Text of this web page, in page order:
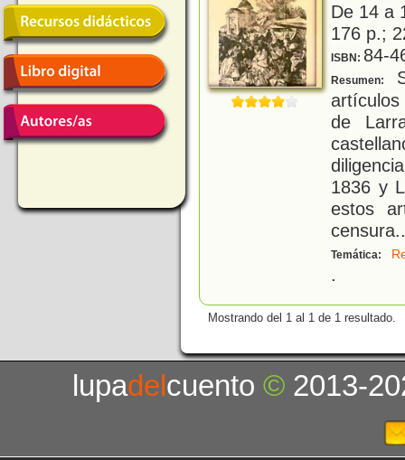
De 14 a
176 p.;
ISBN: 84-
Resumen:
de
1836 y
estos
censura
Temática:
.
Mostrando del 1 al 1 de 1 resultado.
lupadelcuento© 2013-